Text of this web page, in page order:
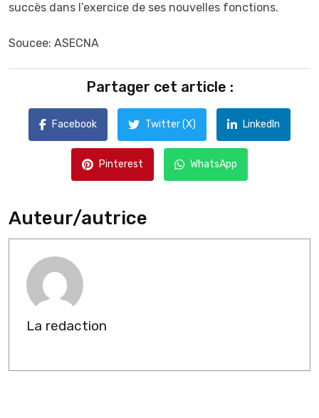
succès dans l’exercice de ses nouvelles fonctions.
Soucee: ASECNA
Partager cet article :
Facebook Twitter (X) LinkedIn
Pinterest WhatsApp
Auteur/autrice
La redaction